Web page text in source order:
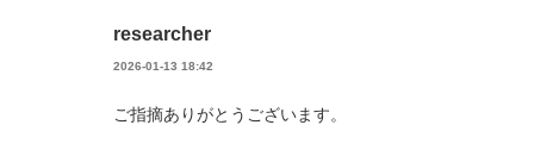
researcher
2026-01-13 18:42
ご指摘ありがとうございます。